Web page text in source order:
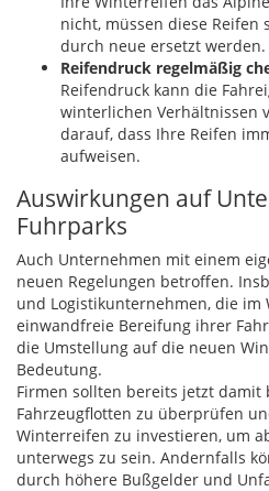
nicht, müssen diese Reifen
durch neue ersetzt werden.
Reifendruck regelmäßig
Reifendruck kann die
winterlichen Verhältnissen
darauf, dass Ihre Reifen
aufweisen.
Auswirkungen auf
Fuhrparks
Auch Unternehmen mit einem
neuen Regelungen betroffen.
und Logistikunternehmen, die im
einwandfreie Bereifung ihrer
die Umstellung auf die neuen
Bedeutung.
Firmen sollten bereits jetzt damit
Fahrzeugflotten zu überprüfen
Winterreifen zu investieren, um
unterwegs zu sein. Andernfalls
durch höhere Bußgelder und